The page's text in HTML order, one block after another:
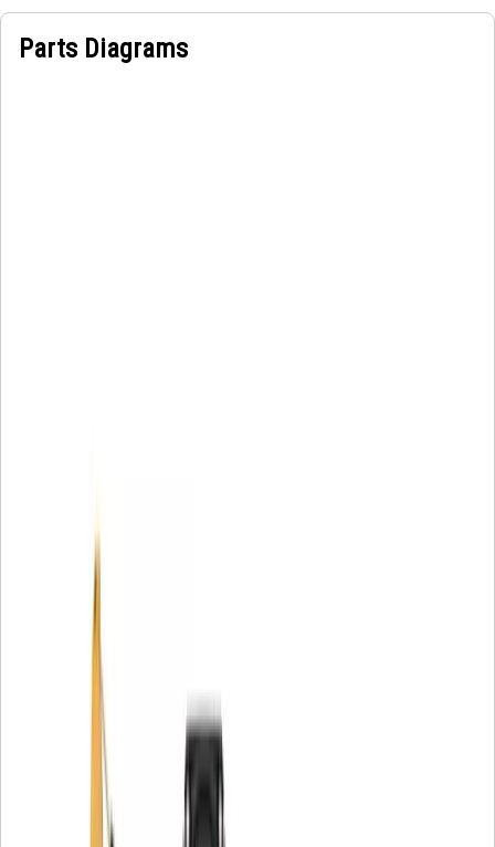
Parts Diagrams